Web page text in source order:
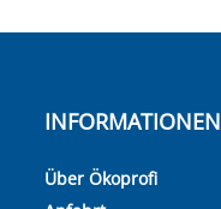
INFORMATIONEN
Über Ökoprofi